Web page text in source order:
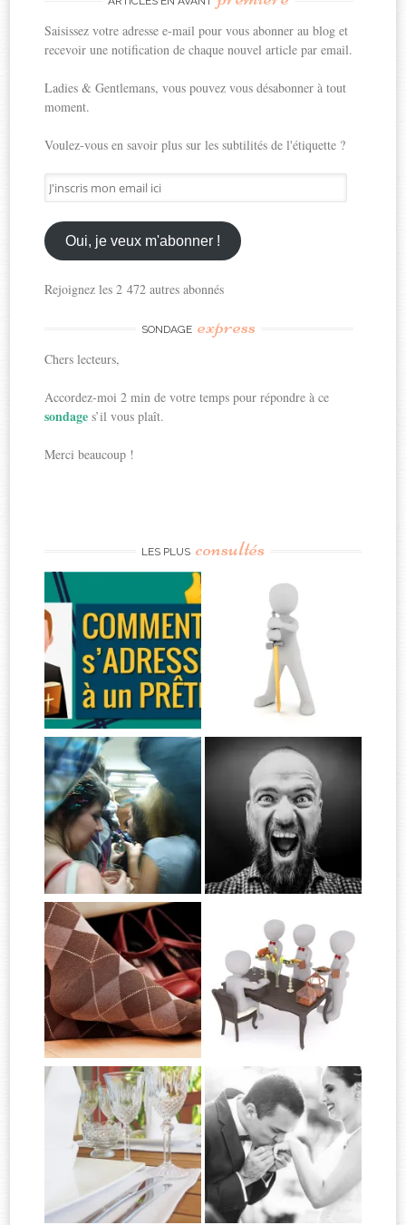
Saisissez votre adresse e-mail pour vous abonner au blog et
recevoir une notification de chaque nouvel article par email.
Ladies & Gentlemans, vous pouvez vous désabonner à tout
moment.
Voulez-vous en savoir plus sur les subtilités de l'étiquette ?
J'inscris
mon
email
ici
Oui, je veux m'abonner !
Rejoignez les 2 472 autres abonnés
SONDAGE express
Chers lecteurs,
Accordez-moi 2 min de votre temps pour répondre à ce
sondages’il vous plaît.
Merci beaucoup !
LES PLUS consultés